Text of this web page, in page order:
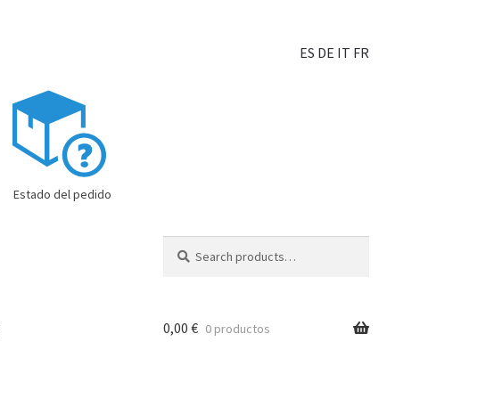
ES DE IT FR
Estado del pedido
0,00 € 0 productos